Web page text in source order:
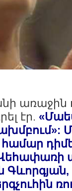
առաջին
էր.